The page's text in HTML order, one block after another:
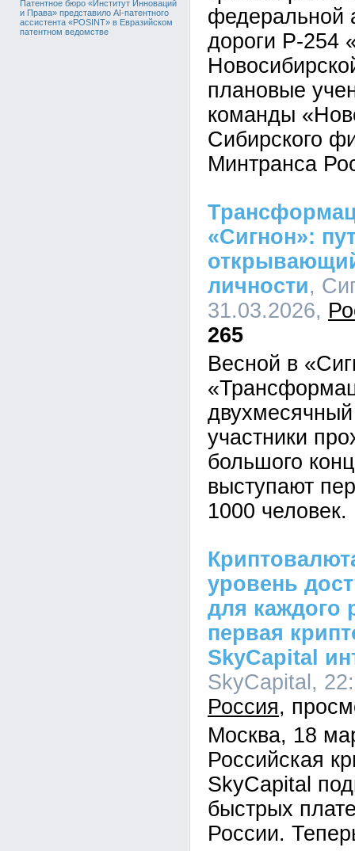
Патентное бюро «Институт Инноваций
и Права» представило AI-патентного
ассистента «POSINT» в Евразийском
патентном ведомстве
федеральной
дороги Р-254
плановые
команды
Сибирского
Минтранса
«Сигнон»:
личности,
31.03.2026,
265
Весной в
участники
большого
выступают
1000 человек.
уровень
для каждого
первая
SkyCapital
SkyCapital,
Россия
Москва, 18
Российская
SkyCapital
быстрых
России.